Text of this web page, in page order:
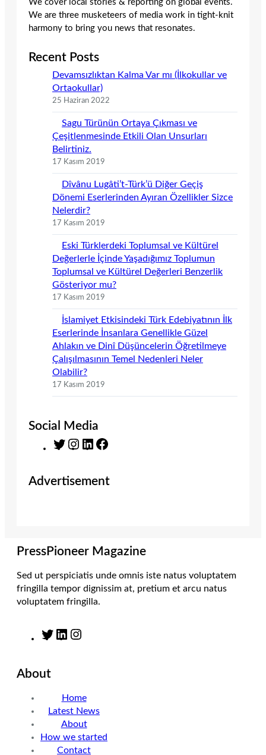
We cover local stories & reporting on global events.
We are three musketeers of media work in tight-knit
harmony to bring you news that resonates.
Recent Posts
Devamsızlıktan Kalma Var mı (İlkokullar ve
Ortaokullar)
25 Haziran 2022
Sagu Türünün Ortaya Çıkması ve
Çeşitlenmesinde Etkili Olan Unsurları
Belirtiniz.
17 Kasım 2019
Dîvânu Lugâti’t-Türk’ü Diğer Geçiş
Dönemi Eserlerinden Ayıran Özellikler Sizce
Nelerdir?
17 Kasım 2019
Eski Türklerdeki Toplumsal ve Kültürel
Değerlerle İçinde Yaşadığımız Toplumun
Toplumsal ve Kültürel Değerleri Benzerlik
Gösteriyor mu?
17 Kasım 2019
İslamiyet Etkisindeki Türk Edebiyatının İlk
Eserlerinde İnsanlara Genellikle Güzel
Ahlakın ve Dinî Düşüncelerin Öğretilmeye
Çalışılmasının Temel Nedenleri Neler
Olabilir?
17 Kasım 2019
Social Media
T
t
t
m
L
k
e
Advertisement
PressPioneer Magazine
Sed ut perspiciatis unde omnis iste natus voluptatem
fringilla tempor dignissim at, pretium et arcu natus
voluptatem fringilla.
T
r
L
d
I
n
g
r
a
m
About
Home
Latest News
About
How we started
Contact